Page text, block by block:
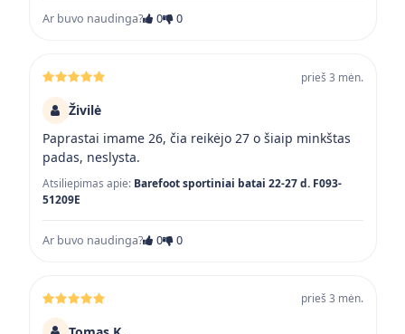
Ar buvo naudinga? 0 0
prieš 3 mėn.
Živilė
Paprastai imame 26, čia reikėjo 27 o šiaip minkštas
padas, neslysta.
Atsiliepimas apie: Barefoot sportiniai batai 22-27 d. F093-
51209E
Ar buvo naudinga? 0 0
prieš 3 mėn.